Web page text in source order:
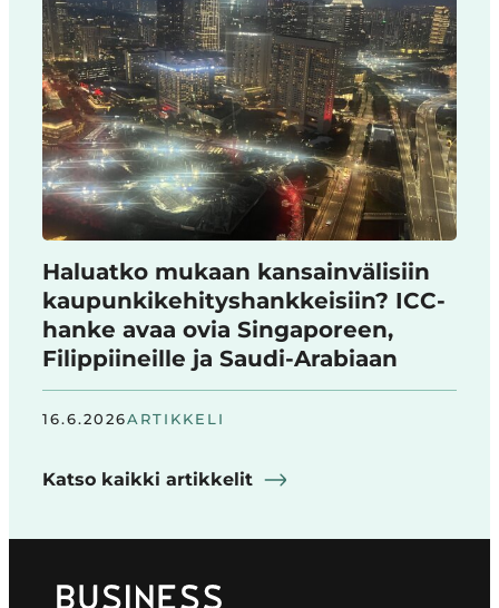
Haluatko mukaan kansainvälisiin
kaupunkikehityshankkeisiin? ICC-
hanke avaa ovia Singaporeen,
Filippiineille ja Saudi-Arabiaan
16.6.2026ARTIKKELI
Katso kaikki artikkelit